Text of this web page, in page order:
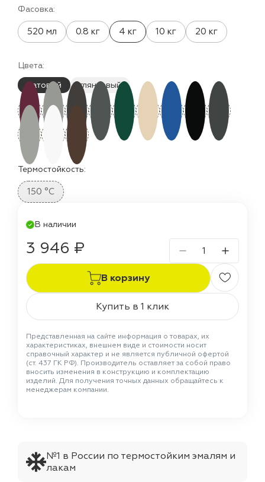
Фасовка:
520 мл 0.8 кг 4 кг 10 кг 20 кг
Цвета:
матовый
глянцевый
Термостойкость:
150 °C
В наличии
3 946 ₽
В корзину
Купить в 1 клик
Представленная на сайте информация о товарах, их
характеристиках, внешнем виде и стоимости носит
справочный характер и не является публичной офертой
(ст. 437 ГК РФ). Производитель оставляет за собой право
вносить изменения в конструкцию и комплектацию
изделий. Для получения точных данных обращайтесь к
менеджерам компании.
№1 в России по термостойким эмалям и
лакам